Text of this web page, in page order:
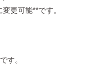
更可能**です。
す。